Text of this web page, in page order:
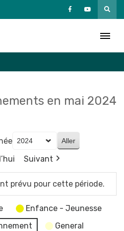
en mai 2024
Suivant
prévu pour cette période.
Enfance - Jeunesse
General